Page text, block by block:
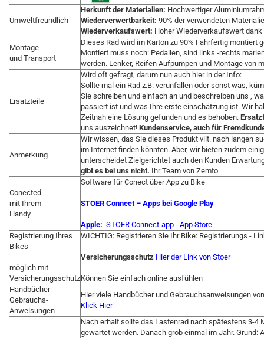
Umweltfreundlich
Herkunft der Materialien: Hochwertiger
Wiederverwertbarkeit: 90% der verwendeten
Wiederverkaufswert: Hoher Wiederverkaufswert
Montage
und Transport
Dieses Rad wird im Karton zu 90% Fahrfertig montiert
Montiert muss noch: Pedallen, sind links -rechts
werden. Lenker, Reifen Aufpumpen und Montage von
Ersatzteile
Wird oft gefragt, darum nun auch hier in der Info:
Sollte mal ein Rad z.B. verunfallen oder sonst was,
Sie schreiben und einfach an und beschreiben uns ,
passiert ist und was Ihre erste einschätzung ist. Wir
Zeitnah eine Lösung gefunden und es behoben.
uns auszeichnet! Kundenservice, auch für
Anmerkung
Wir wissen, das Sie dieses Produkt vllt. nach langen
im Internet finden könnten. Aber, wir bieten zudem
unterscheidet Zielgerichtet auch den Kunden
gibt es bei uns nicht. Ihr Team von Zemto
Conected
mit Ihrem
Handy
Software für Conect über App zu Bike
STOER Connect – Apps bei Google Play
Apple: ‎STOER Connect-app - App Store
Registrierung Ihres
Bikes
möglich mit
Versicherungsschutz
WICHTIG: Registrieren Sie Ihr Bike: Registrierungs -
Versicherungsschutz Hier der Link von Stoer
Können Sie einfach online ausfühlen
Handbücher
Gebrauchs-
Anweisungen
Hier viele Handbücher und Gebrauchsanweisungen
Klick Hier
Nach erhalt sollte das Lastenrad nach spätestens 3-4
gewartet werden. Danach grob einmal im Jahr.